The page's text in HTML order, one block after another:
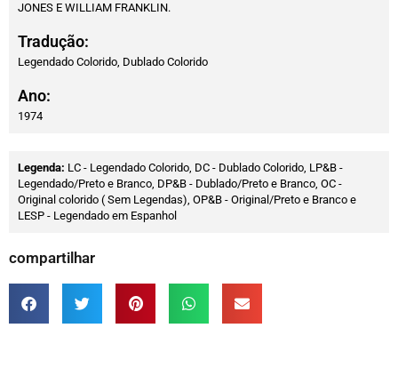
JONES E WILLIAM FRANKLIN.
Tradução:
Legendado Colorido, Dublado Colorido
Ano:
1974
Legenda: LC - Legendado Colorido, DC - Dublado Colorido, LP&B -
Legendado/Preto e Branco, DP&B - Dublado/Preto e Branco, OC -
Original colorido ( Sem Legendas), OP&B - Original/Preto e Branco e
LESP - Legendado em Espanhol
compartilhar